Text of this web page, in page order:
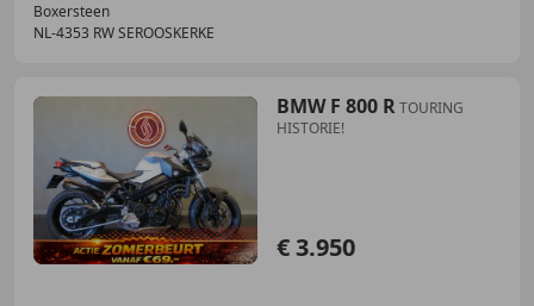
Boxersteen
NL-4353 RW SEROOSKERKE
BMW F 800 RTOURING
HISTORIE!
€ 3.950